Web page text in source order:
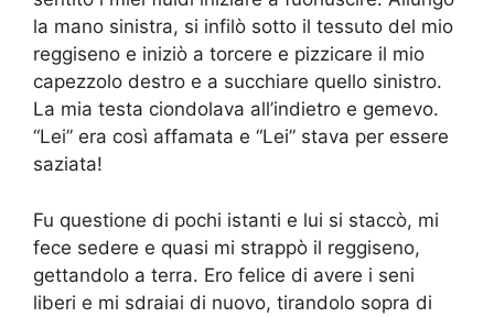
la mano sinistra, si infilò sotto il tessuto del mio
reggiseno e iniziò a torcere e pizzicare il mio
capezzolo destro e a succhiare quello sinistro.
La mia testa ciondolava all’indietro e gemevo.
“Lei” era così affamata e “Lei” stava per essere
saziata!
Fu questione di pochi istanti e lui si staccò, mi
fece sedere e quasi mi strappò il reggiseno,
gettandolo a terra. Ero felice di avere i seni
liberi e mi sdraiai di nuovo, tirandolo sopra di